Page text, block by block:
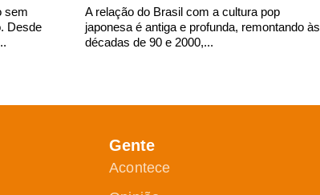
sem
Desde
A relação do Brasil com a cultura pop
japonesa é antiga e profunda, remontando às
décadas de 90 e 2000,...
Gente
Acontece